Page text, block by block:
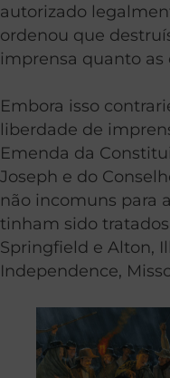
autorizado
ordenou que
imprensa quanto as
Embora isso
liberdade de
Emenda da
Joseph e do
não incomuns para
tinham sido
Springfield e Alton,
Independence,